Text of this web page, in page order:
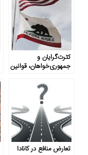
کثرت‌گرایان و
جمهوری‌خواهان، قوانین
تعارض منافع در کانادا